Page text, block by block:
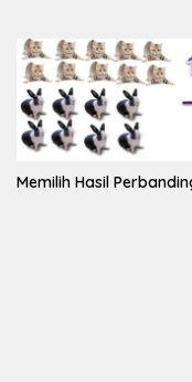
Memilih Hasil